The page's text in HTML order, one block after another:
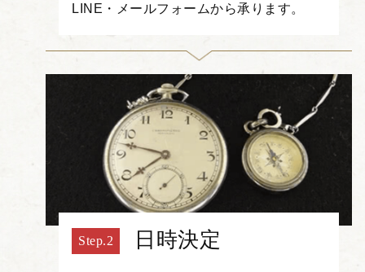
LINE・メールフォームから承ります。
日時決定